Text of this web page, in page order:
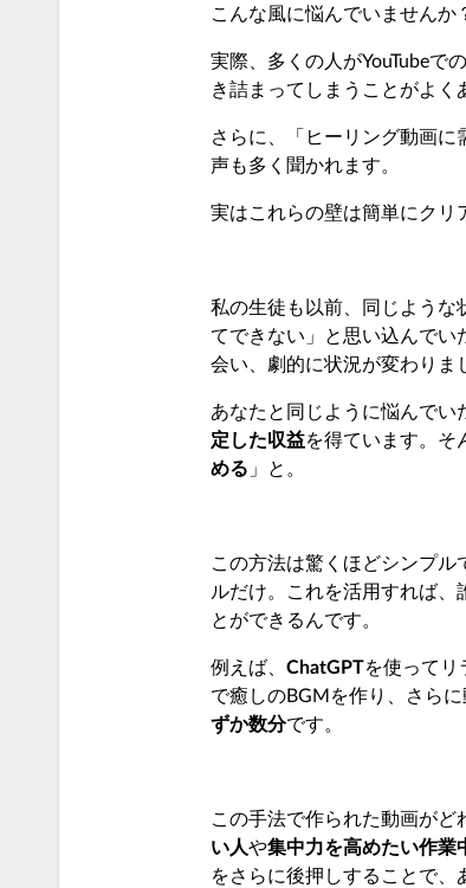
こんな風に悩んでいませんか
実際、多くの人がYouTubeで
き詰まってしまうことがよく
さらに、「ヒーリング動画に
声も多く聞かれます。
実はこれらの壁は簡単にクリ
私の生徒も以前、同じような
てできない」と思い込んで
会い、劇的に状況が変わりま
あなたと同じように悩んでい
定した収益を得ています。そ
める 」と。
この方法は驚くほどシンプル
ルだけ。これを活用すれば
とができるんです。
例えば、 ChatGPTを使ってリ
で癒しのBGMを作り、さら
ずか数分です。
この手法で作られた動画がど
い人や集中力を高めたい作業
をさらに後押しすることで、